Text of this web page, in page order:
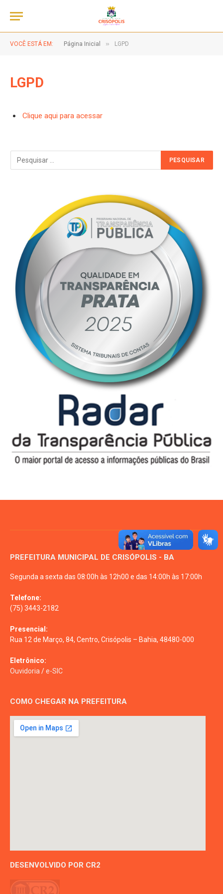
VOCÊ ESTÁ EM: Página Inicial » LGPD
LGPD
Clique aqui para acessar
PREFEITURA MUNICIPAL DE CRISÓPOLIS - BA
Segunda a sexta das 08:00h às 12h00 e das 14:00h às 17:00h
Telefone:
(75) 3443-2182
Presencial:
Rua 12 de Março, 84, Centro, Crisópolis – Bahia, 48480-000
Eletrônico:
Ouvidoria/e-SIC
COMO CHEGAR NA PREFEITURA
DESENVOLVIDO POR CR2